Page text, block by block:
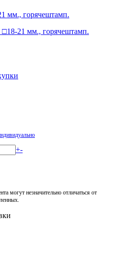
+-
могут незначительно отличаться от